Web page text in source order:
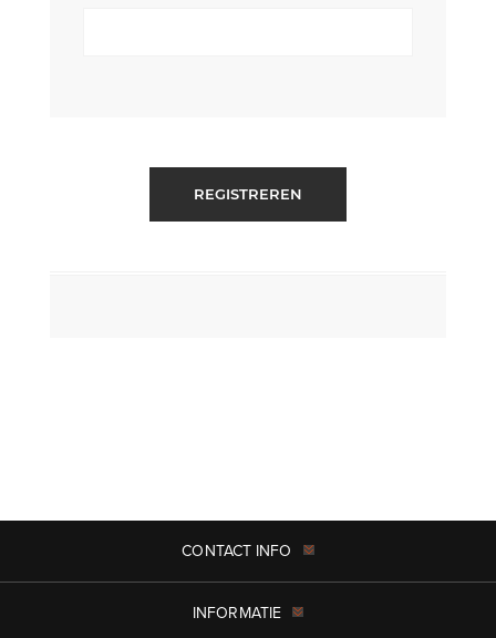
REGISTREREN
CONTACT INFO
INFORMATIE